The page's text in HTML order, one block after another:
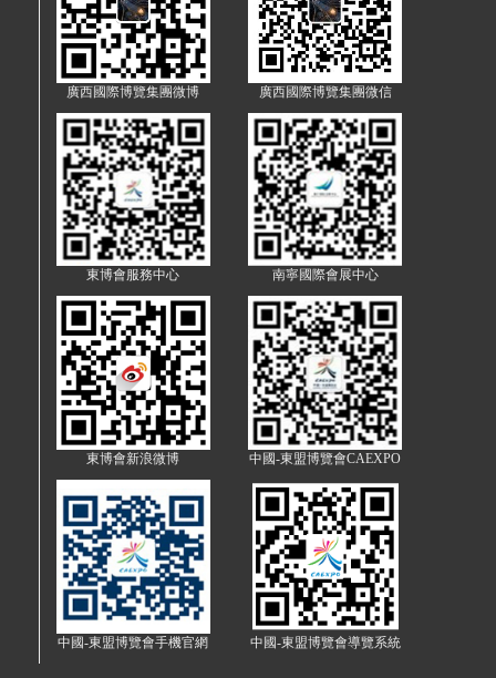
廣西國際博覽集團微博 廣西國際博覽集團微信
東博會服務中心 南寧國際會展中心
東博會新浪微博 中國-東盟博覽會CAEXPO
中國-東盟博覽會手機官網 中國-東盟博覽會導覽系統